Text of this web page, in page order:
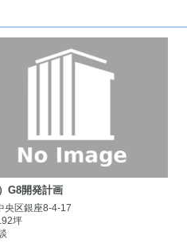
G8開発計画
央区銀座8-4-17
坪